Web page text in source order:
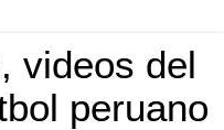
videos del
peruano